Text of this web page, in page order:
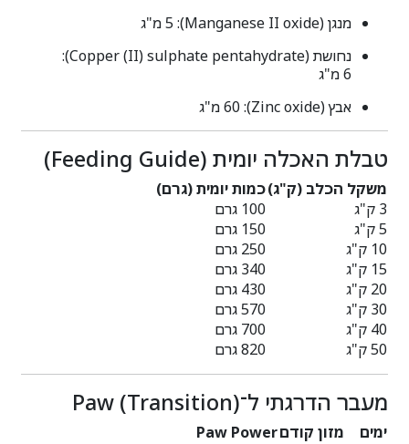
מנגן (Manganese II oxide): ‎5 מ"ג
נחושת (Copper (II) sulphate pentahydrate):
‎6 מ"ג
אבץ (Zinc oxide): ‎60 מ"ג
טבלת האכלה יומית (Feeding Guide)
משקל הכלב (ק"ג)כמות יומית (גרם)
3 ק"ג
100 גרם
5 ק"ג
150 גרם
10 ק"ג
250 גרם
15 ק"ג
340 גרם
20 ק"ג
430 גרם
30 ק"ג
570 גרם
40 ק"ג
700 גרם
50 ק"ג
820 גרם
מעבר הדרגתי ל־Paw (Transition)
ימים מזון קודםPaw Power